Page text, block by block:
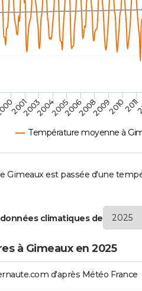
Température moyenne à
200120032004200520062008200920102011
Gimeaux est passée d'une
climatiques de
à Gimeaux en 2025
d'après Météo France